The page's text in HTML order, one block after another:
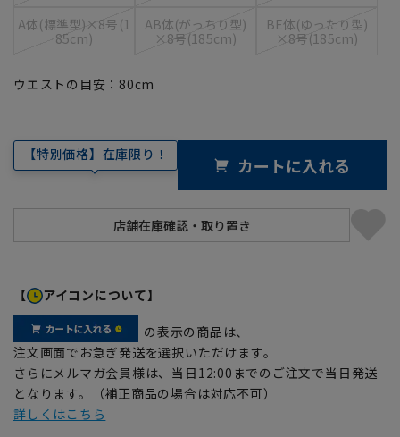
A体(標準型)×8号(1
85cm)
AB体(がっちり型)
×8号(185cm)
BE体(ゆったり型)
×8号(185cm)
ウエストの目安： 80cm
【特別価格】在庫限り！ カートに入れる
【 アイコンについて】
の表示の商品は、
注文画面でお急ぎ発送を選択いただけます。
さらにメルマガ会員様は、当日12:00までのご注文で当日発送
となります。（補正商品の場合は対応不可）
詳しくはこちら